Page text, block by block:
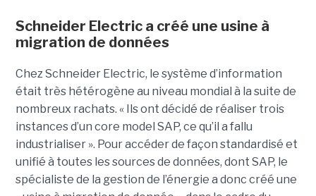
Schneider Electric a créé une usine à
migration de données
Chez Schneider Electric, le système d’information
était très hétérogène au niveau mondial à la suite de
nombreux rachats. « Ils ont décidé de réaliser trois
instances d’un core model SAP, ce qu’il a fallu
industrialiser ». Pour accéder de façon standardisé et
unifié à toutes les sources de données, dont SAP, le
spécialiste de la gestion de l’énergie a donc créé une